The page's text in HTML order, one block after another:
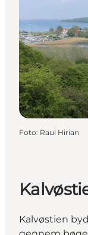
Foto: Raul Hirian
Kalvøstien